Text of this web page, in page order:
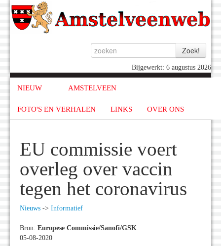
Bijgewerkt: 6 augustus 2026
NIEUW AMSTELVEEN
FOTO'S EN VERHALEN LINKS OVER ONS
EU commissie voert
overleg over vaccin
tegen het coronavirus
Nieuws -> Informatief
Bron: Europese Commissie/Sanofi/GSK
05-08-2020